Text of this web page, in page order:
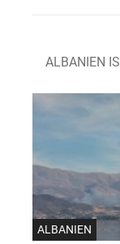
ALBANIEN
ALBANIEN